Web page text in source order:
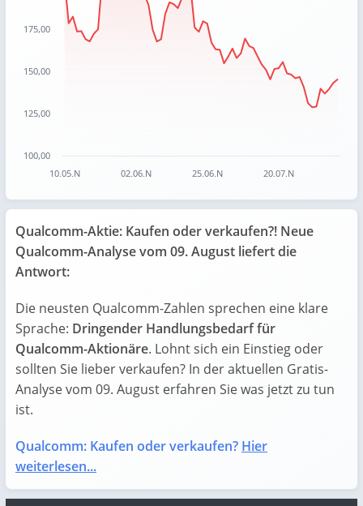
The chart has 1 X axis displaying categories.
The chart has 1 Y axis displaying values. Data ranges from
10.05.N 02.06.N 25.06.N 20.07.N
100,00
125,00
150,00
175,00
Qualcomm-Aktie: Kaufen oder verkaufen?! Neue
Qualcomm-Analyse vom 09. August liefert die
Antwort:
Die neusten Qualcomm-Zahlen sprechen eine klare
Sprache: Dringender Handlungsbedarf für
Qualcomm-Aktionäre. Lohnt sich ein Einstieg oder
sollten Sie lieber verkaufen? In der aktuellen Gratis-
Analyse vom 09. August erfahren Sie was jetzt zu tun
ist.
Qualcomm: Kaufen oder verkaufen? Hier
weiterlesen...